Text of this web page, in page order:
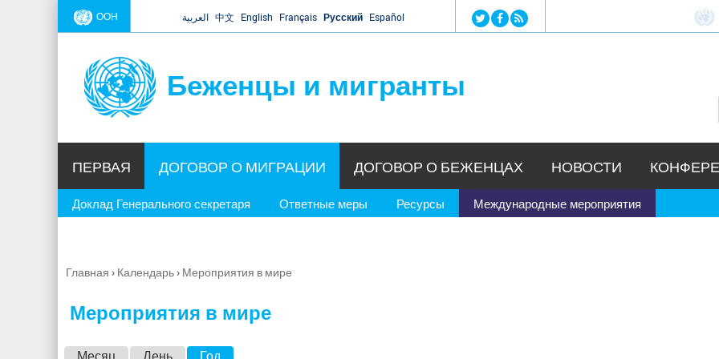
Jump to navigation
ООН العربية 中文 English Français Русский Español
Беженцы и мигранты
ПЕРВАЯ ДОГОВОР О МИГРАЦИИ
Доклад Генерального секретаря Ответные меры Ресурсы Международные мероприятия
ДОГОВОР О БЕЖЕНЦАХ НОВОСТИ
Вы
Главная › Календарь› Мероприятия в мире
Мероприятия в мире